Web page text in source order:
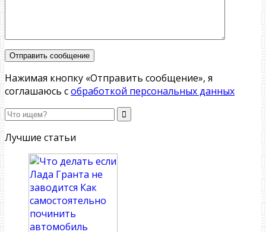
Нажимая кнопку «Отправить сообщение», я
соглашаюсь собработкой персональных данных
Лучшие статьи